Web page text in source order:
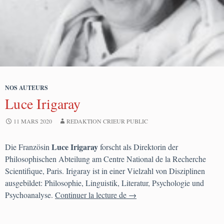
NOS AUTEURS
Luce Irigaray
11 MARS 2020 REDAKTION CRIEUR PUBLIC
Die Französin Luce Irigarayforscht als Direktorin der
Philosophischen Abteilung am Centre National de la Recherche
Scientifique, Paris. Irigaray ist in einer Vielzahl von Disziplinen
ausgebildet: Philosophie, Linguistik, Literatur, Psychologie und
Psychoanalyse. Continuer la lecture de Luce Irigaray
→